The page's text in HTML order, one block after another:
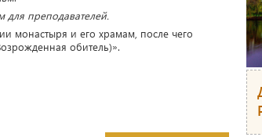
преподавателей.
монастыря и его храмам, после чего
обитель)».